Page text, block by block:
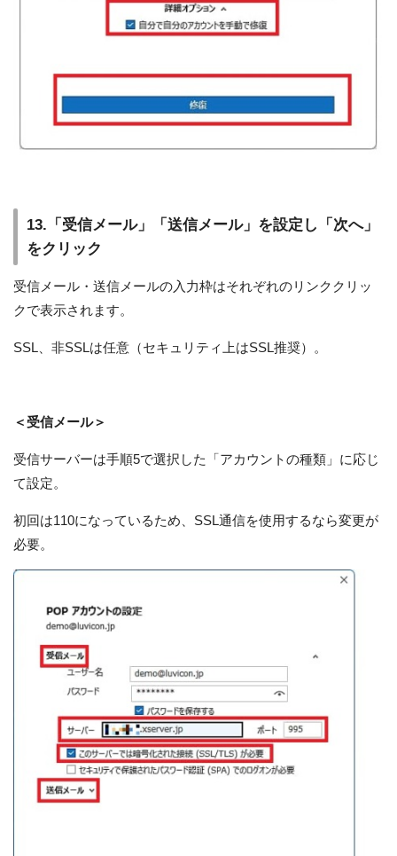
13.「受信メール」「送信メール」を設定し「次へ」
をクリック
受信メール・送信メールの入力枠はそれぞれのリンククリッ
クで表示されます。
SSL、非SSLは任意（セキュリティ上はSSL推奨）。
＜受信メール＞
受信サーバーは手順5で選択した「アカウントの種類」に応じ
て設定。
初回は110になっているため、SSL通信を使用するなら変更が
必要。